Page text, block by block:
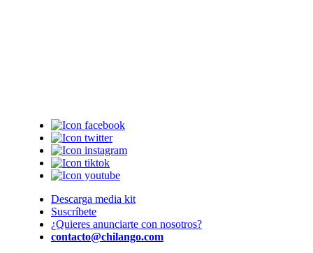
Descarga media kit
Suscríbete
¿Quieres anunciarte con nosotros?
contacto@chilango.com